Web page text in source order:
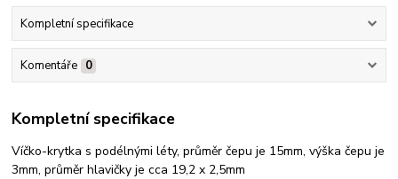
Kompletní specifikace
Komentáře 0
Kompletní specifikace
Víčko-krytka s podélnými léty, průměr čepu je 15mm, výška čepu je
3mm, průměr hlavičky je cca 19,2 x 2,5mm